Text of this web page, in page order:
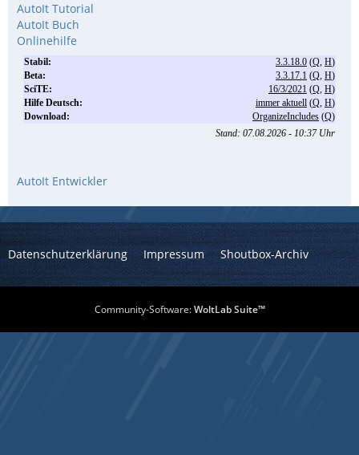
AutoIt Tutorial
AutoIt Buch
Onlinehilfe
AutoIt Entwickler
Datenschutzerklärung Impressum Shoutbox-Archiv
Community-Software:WoltLab Suite™